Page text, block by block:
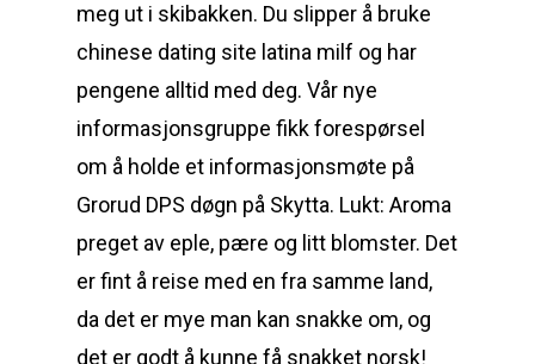
meg ut i skibakken. Du slipper å bruke
chinese dating site latina milf og har
pengene alltid med deg. Vår nye
informasjonsgruppe fikk forespørsel
om å holde et informasjonsmøte på
Grorud DPS døgn på Skytta. Lukt: Aroma
preget av eple, pære og litt blomster. Det
er fint å reise med en fra samme land,
da det er mye man kan snakke om, og
det er godt å kunne få snakket norsk!